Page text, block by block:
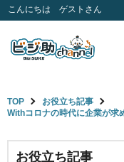
こんにちは ゲストさん
TOP
お役立ち記事
Withコロナの時代に企業が求
お役立ち記事